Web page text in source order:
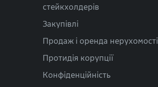
стейкхолдерів
Закупівлі
Продаж і оренда нерухомості
Протидія корупції
Конфіденційність